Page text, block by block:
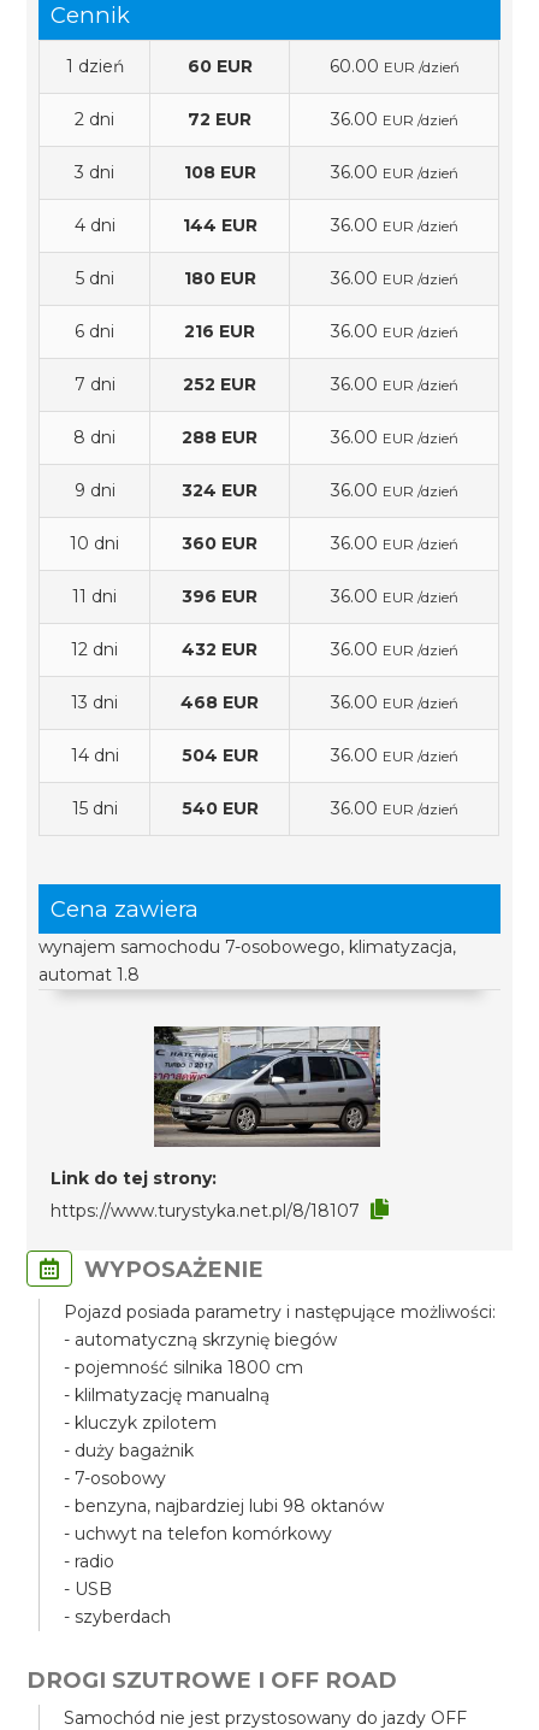
Cennik
1 dzień 60 EUR 60.00 EUR /dzień
2 dni 72 EUR 36.00 EUR /dzień
3 dni 108 EUR 36.00 EUR /dzień
4 dni 144 EUR 36.00 EUR /dzień
5 dni 180 EUR 36.00 EUR /dzień
6 dni 216 EUR 36.00 EUR /dzień
7 dni 252 EUR 36.00 EUR /dzień
8 dni 288 EUR 36.00 EUR /dzień
9 dni 324 EUR 36.00 EUR /dzień
10 dni 360 EUR 36.00 EUR /dzień
11 dni 396 EUR 36.00 EUR /dzień
12 dni 432 EUR 36.00 EUR /dzień
13 dni 468 EUR 36.00 EUR /dzień
14 dni 504 EUR 36.00 EUR /dzień
15 dni 540 EUR 36.00 EUR /dzień
Cena zawiera
wynajem samochodu 7-osobowego, klimatyzacja,
automat 1.8
Link do tej strony:
https://www.turystyka.net.pl/8/18107
WYPOSAŻENIE
Pojazd posiada parametry i następujące możliwości:
- automatyczną skrzynię biegów
- pojemność silnika 1800 cm
- klilmatyzację manualną
- kluczyk zpilotem
- duży bagażnik
- 7-osobowy
- benzyna, najbardziej lubi 98 oktanów
- uchwyt na telefon komórkowy
- radio
- USB
- szyberdach
DROGI SZUTROWE I OFF ROAD
Samochód nie jest przystosowany do jazdy OFF